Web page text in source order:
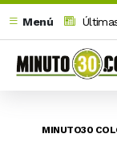
Menú
MINUTO30